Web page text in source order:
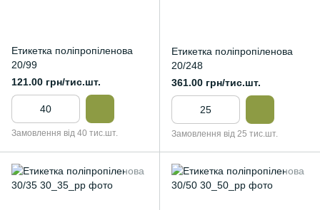
Етикетка поліпропіленова
20/99
121.00 грн/тис.шт.
Замовлення від 40 тис.шт.
Етикетка поліпропіленова
20/248
361.00 грн/тис.шт.
Замовлення від 25 тис.шт.